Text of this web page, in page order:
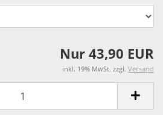
Nur 43,90 EUR
inkl. 19% MwSt. zzgl. Versand